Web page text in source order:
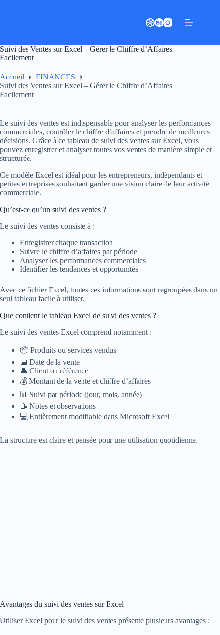
Suivi des Ventes sur Excel – Gérer le Chiffre d’Affaires
Facilement
Accueil
FINANCES
Suivi des Ventes sur Excel – Gérer le Chiffre d’Affaires
Facilement
Le suivi des ventes est indispensable pour analyser les performances
commerciales, contrôler le chiffre d’affaires et prendre de meilleures
décisions. Grâce à ce tableau de suivi des ventes sur Excel, vous
pouvez enregistrer et analyser toutes vos ventes de manière simple et
structurée.
Ce modèle Excel est idéal pour les entrepreneurs, indépendants et
petites entreprises souhaitant garder une vision claire de leur activité
commerciale.
Qu’est-ce qu’un suivi des ventes ?
Le suivi des ventes consiste à :
Enregistrer chaque transaction
Suivre le chiffre d’affaires par période
Analyser les performances commerciales
Identifier les tendances et opportunités
Avec ce fichier Excel, toutes ces informations sont regroupées dans un
seul tableau facile à utiliser.
Que contient le tableau Excel de suivi des ventes ?
Le suivi des ventes Excel comprend notamment :
📦 Produits ou services vendus
📅 Date de la vente
👤 Client ou référence
💰 Montant de la vente et chiffre d’affaires
📊 Suivi par période (jour, mois, année)
📝 Notes et observations
💻 Entièrement modifiable dans Microsoft Excel
La structure est claire et pensée pour une utilisation quotidienne.
Avantages du suivi des ventes sur Excel
Utiliser Excel pour le suivi des ventes présente plusieurs avantages :